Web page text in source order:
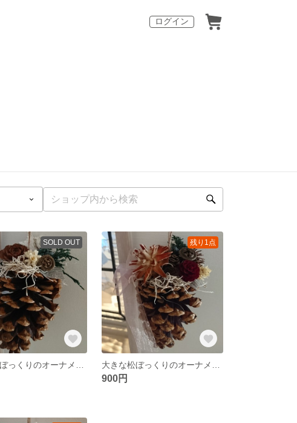
ログイン
SOLD OUT 残り1点
900円